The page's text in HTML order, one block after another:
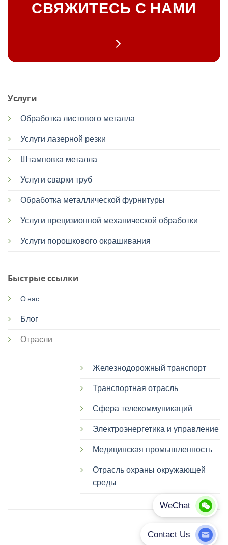
Услуги
Обработка листового металла
Услуги лазерной резки
Штамповка металла
Услуги сварки труб
Обработка металлической фурнитуры
Услуги прецизионной механической обработки
Услуги порошкового окрашивания
Быстрые ссылки
О нас
Блог
Отрасли
Железнодорожный транспорт
Транспортная отрасль
Сфера телекоммуникаций
Электроэнергетика и управление
Медицинская промышленность
Отрасль охраны окружающей
среды
СВЯЖИТЕСЬ С НАМИ